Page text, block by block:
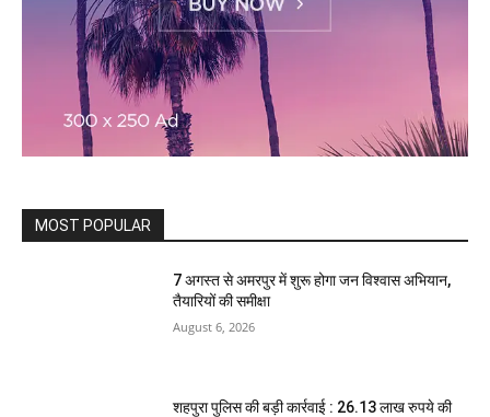
MOST POPULAR
7 अगस्त से अमरपुर में शुरू होगा जन विश्वास अभियान,
तैयारियों की समीक्षा
August 6, 2026
शहपुरा पुलिस की बड़ी कार्रवाई : 26.13 लाख रुपये की